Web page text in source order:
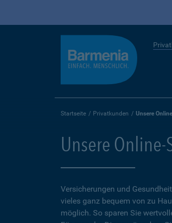
Startseite Privatkunden Unsere
Unsere Online-
Versicherungen und
vieles ganz bequem von zu
möglich. So sparen Sie